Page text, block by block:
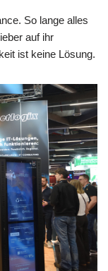
So lange alles
auf ihr
ist keine Lösung.